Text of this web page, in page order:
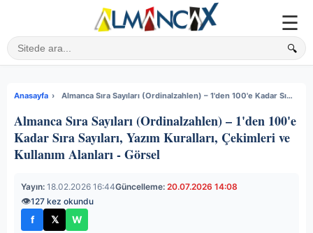
☰
Sitede ara
🔍
Anasayfa › Almanca Sıra Sayıları (Ordinalzahlen) – 1'den 100'e Kadar Sıra Sayıları, Yazım Kuralları, Çekimleri ve Kullanım Alanları - Görsel
Almanca Sıra Sayıları (Ordinalzahlen) – 1'den 100'e
Kadar Sıra Sayıları, Yazım Kuralları, Çekimleri ve
Kullanım Alanları - Görsel
Yayın: 18.02.2026 16:44Güncelleme: 20.07.2026 14:08
👁127 kez okundu
Facebook'ta paylaş
f
X'te paylaş
𝕏
WhatsApp'ta paylaş
W